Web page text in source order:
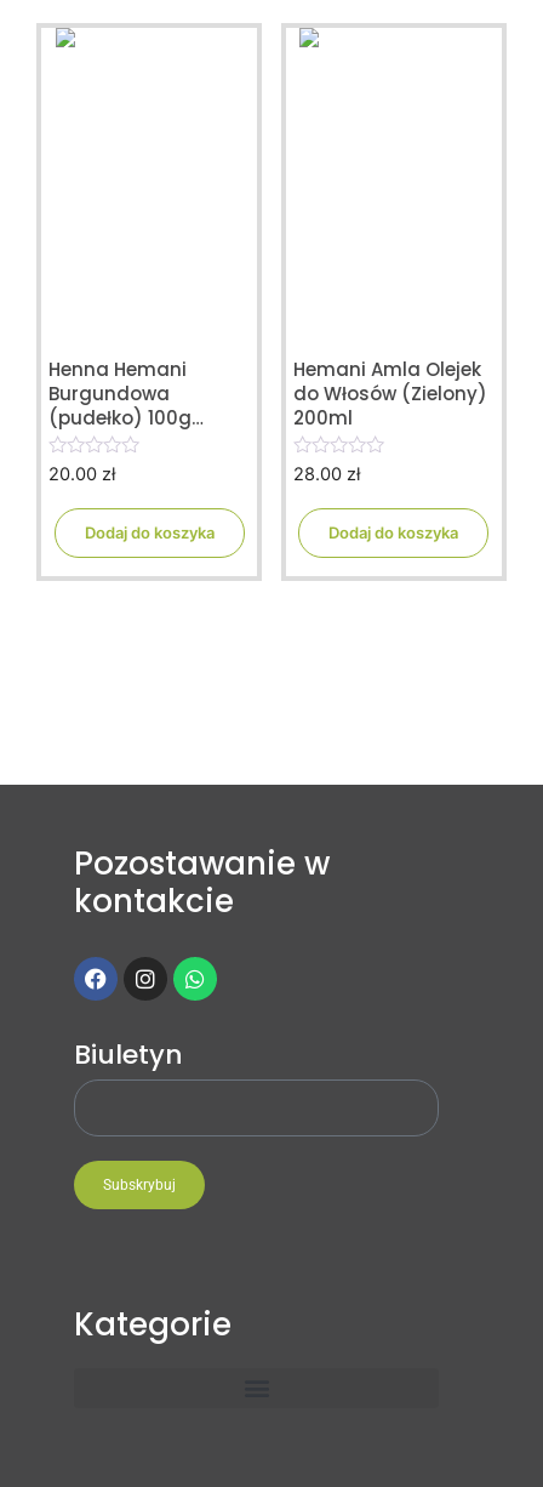
Henna Hemani
Burgundowa
(pudełko) 100g
NATURALNA
0
o
5
20.00 zł
Dodaj do koszyka
Hemani Amla Olejek
do Włosów (Zielony)
200ml
0
o
5
28.00 zł
Dodaj do koszyka
Pozostawanie w
kontakcie
Biuletyn
Subskrybuj
Kategorie